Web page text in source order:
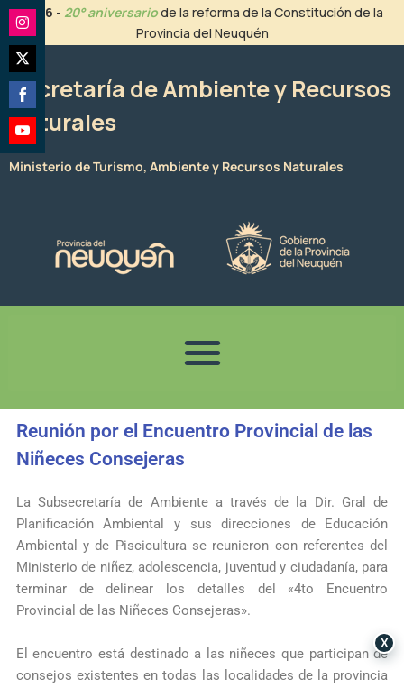
contenido
2026 - 20° aniversariode la reforma de la Constitución de la
Provincia del Neuquén
Secretaría de Ambiente y Recursos
Naturales
Ministerio de Turismo, Ambiente y Recursos Naturales
Reunión por el Encuentro Provincial de las
Niñeces Consejeras
LaSubsecretaría de Ambientea través de la Dir. Gral de
Planificación Ambiental y sus direcciones de Educación
Ambiental y de Pisciculturase reunieron con referentes del
Ministerio de niñez, adolescencia, juventud y ciudadanía, para
terminar de delinear los detalles del «4to Encuentro
Provincial de las Niñeces Consejeras».
El encuentro está destinado a las niñeces que participan de
consejos existentes en todas las localidades de la provincia
Share
on
Instagram
Share
on
Twitter
Share
on
Facebook
Share
on
X